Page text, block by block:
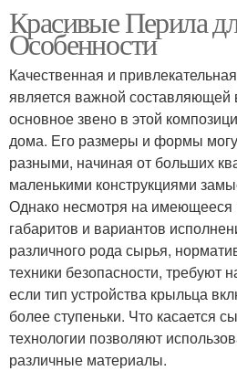
Красивые Перила
Особенности
Качественная и
является важной составляющей
основное звено в этой
дома. Его размеры и формы
разными, начиная от больших
маленькими конструкциями
Однако несмотря на имеющееся
габаритов и вариантов
различного рода сырья,
техники безопасности, требуют
если тип устройства крыльца
более ступеньки. Что касается
технологии позволяют
различные материалы.